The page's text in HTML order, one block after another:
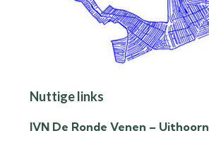
Nuttige links
IVN De Ronde Venen – Uithoorn